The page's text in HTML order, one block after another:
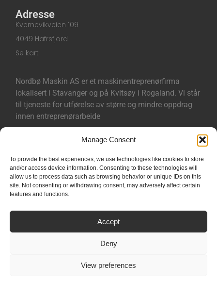
Manage Consent
To provide the best experiences, we use technologies like cookies to store
and/or access device information. Consenting to these technologies will
allow us to process data such as browsing behavior or unique IDs on this
site. Not consenting or withdrawing consent, may adversely affect certain
features and functions.
Accept
Deny
View preferences
Adresse
Kvernevikveien 109
4049 Hafrsfjord
Se kart
Nordbø Maskin AS er et maskinentreprenørfirma
lokalisert i Stavanger og på Kvitsøy i Rogaland. Vi står
til tjeneste for utførelse av større og mindre oppdrag
innen entreprenørarbeide
Åpenhetsloven
Aksomhetsrapport